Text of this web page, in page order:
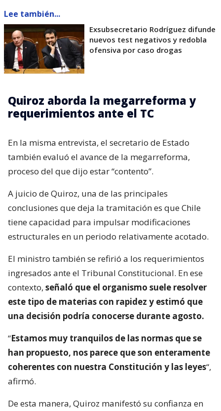
Lee también...
Exsubsecretario Rodríguez difunde
nuevos test negativos y redobla
ofensiva por caso drogas
Quiroz aborda la megarreforma y
requerimientos ante el TC
En la misma entrevista, el secretario de Estado
también evaluó el avance de la megarreforma,
proceso del que dijo estar “contento”.
A juicio de Quiroz, una de las principales
conclusiones que deja la tramitación es que Chile
tiene capacidad para impulsar modificaciones
estructurales en un periodo relativamente acotado.
El ministro también se refirió a los requerimientos
ingresados ante el Tribunal Constitucional. En ese
contexto, señaló que el organismo suele resolver
este tipo de materias con rapidez y estimó que
una decisión podría conocerse durante agosto.
“Estamos muy tranquilos de las normas que se
han propuesto, nos parece que son enteramente
coherentes con nuestra Constitución y las leyes“,
afirmó.
De esta manera, Quiroz manifestó su confianza en